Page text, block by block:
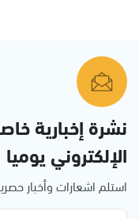
نشرة إخبارية
الإلكتروني يوميا
استلم اشعارات وأخبار